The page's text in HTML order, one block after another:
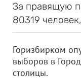
За правящую
80319
Горизбирком
выборов в
столицы.